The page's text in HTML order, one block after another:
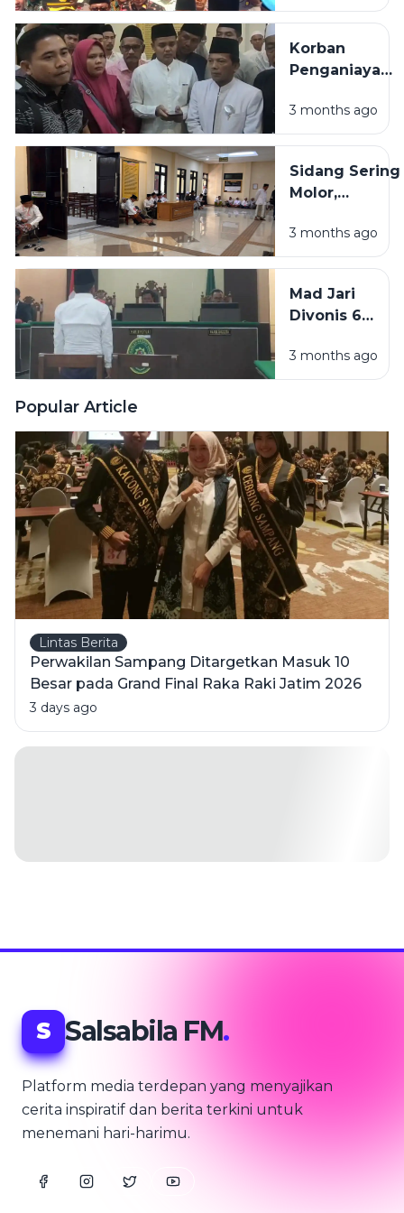
Sampang,
Terdakwa
Penganiaya
Maksimal
Korban
Penganiayaan
di Sampang:
Saya Diancam
Akan Dibunuh
Jika Melawan
3 months ago
Sidang Sering
Molor,
PN Sampang
Jadi Sorotan
3 months ago
Mad Jari
Divonis 6
Hukum
Korban:
Jalan
Keadilan
3 months ago
Popular Article
Lintas Berita
Perwakilan Sampang Ditargetkan Masuk 10
Besar pada Grand Final Raka Raki Jatim 2026
3 days ago
S Salsabila FM.
Platform media terdepan yang menyajikan
cerita inspiratif dan berita terkini untuk
menemani hari-harimu.